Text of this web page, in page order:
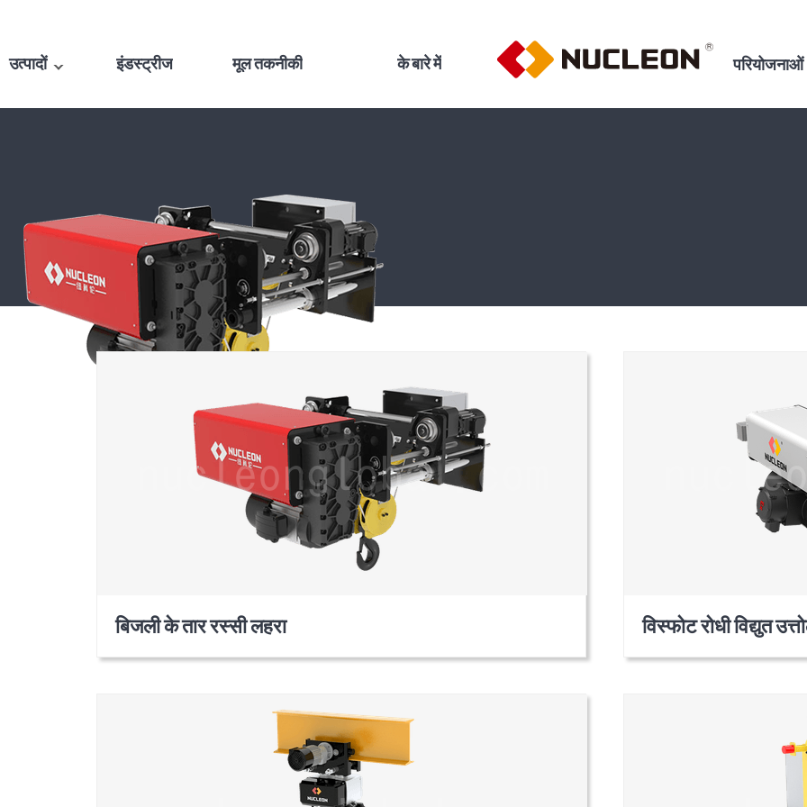
उत्पादों इंडस्ट्रीज मूल तकनीकी के बारे में परियोजनाओं
बिजली के तार रस्सी लहरा विस्फोट रोधी विद्युत